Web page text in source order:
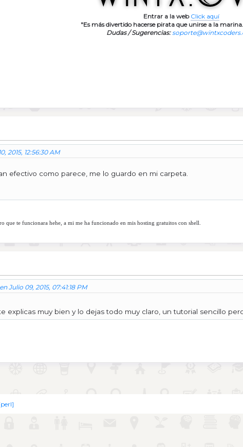
Entrar a la web Click aquí
"Es más divertido hacerse pirata que unirse a la
Dudas / Sugerencias:
2015, 12:56:30 AM
efectivo como parece, me lo guardo en mi carpeta.
que te funcionara hehe, a mi me ha funcionado en mis hosting gratuitos con shell.
Julio 09, 2015, 07:41:18 PM
explicas muy bien y lo dejas todo muy claro, un tutorial sencillo